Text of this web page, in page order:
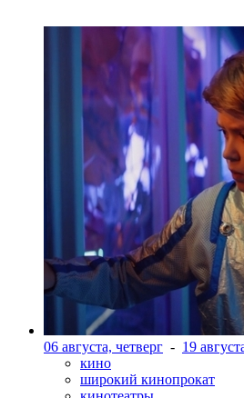
06 августа, четверг - 19
кино
широкий кинопрокат